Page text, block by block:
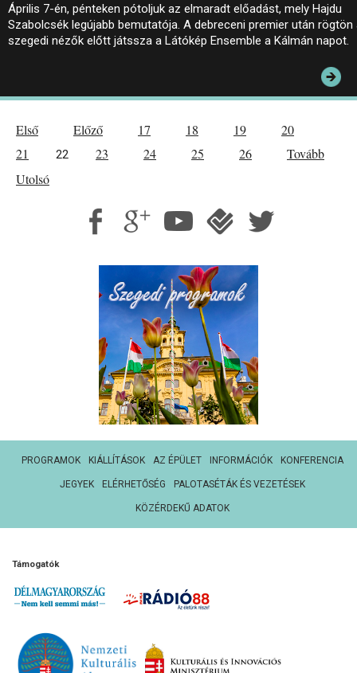
Április 7-én, pénteken pótoljuk az elmaradt előadást, mely Hajdu
Szabolcsék legújabb bemutatója. A debreceni premier után rögtön
szegedi nézők előtt játssza a Látókép Ensemble a Kálmán napot.
Első Előző 17 18 19
20
21
22 23 24 25 26
Tovább
Utolsó
PROGRAMOK KIÁLLÍTÁSOK AZ ÉPÜLET INFORMÁCIÓK KONFERENCIA
JEGYEK ELÉRHETŐSÉG PALOTASÉTÁK ÉS VEZETÉSEK
KÖZÉRDEKŰ ADATOK
Támogatók